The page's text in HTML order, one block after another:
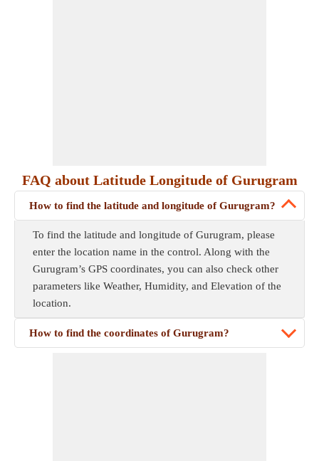
FAQ about Latitude Longitude of Gurugram
How to find the latitude and longitude of Gurugram?
To find the latitude and longitude of Gurugram, please
enter the location name in the control. Along with the
Gurugram’s GPS coordinates, you can also check other
parameters like Weather, Humidity, and Elevation of the
location.
How to find the coordinates of Gurugram?